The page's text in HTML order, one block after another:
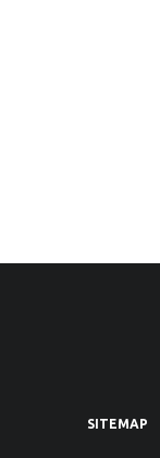
SITEMAP